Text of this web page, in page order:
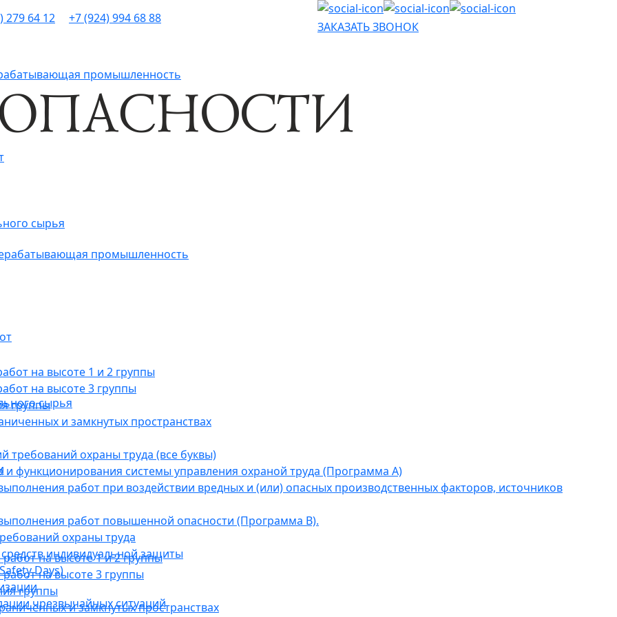
промышленность
сырья
на высоте 1 и 2 группы
на высоте 3 группы
группы
и замкнутых пространствах
требований охраны труда (все буквы)
функционирования системы управления охраной труда (Программа А)
работ при воздействии вредных и (или) опасных производственных факторов, источников
работ повышенной опасности (Программа В).
охраны труда
индивидуальной защиты
Days)
чрезвычайных ситуаций
279 64 12 +7 (924) 994 68 88
ЗАКАЗАТЬ ЗВОНОК
промышленность
сырья
на высоте 1 и 2 группы
на высоте 3 группы
группы
и замкнутых пространствах